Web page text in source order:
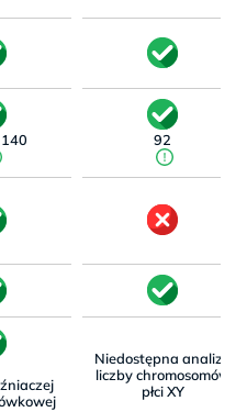
92
Niedostępna analiza
liczby chromosomów
płci XY